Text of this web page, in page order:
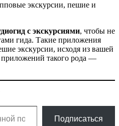
экскурсии, пешие и
с экскурсиями, чтобы не
гида. Такие приложения
экскурсии, исходя из вашей
такого рода —
Подписаться